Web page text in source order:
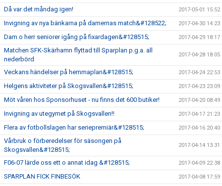
Då var det måndag igen! 2017-05-01 15:52
Invigning av nya bänkarna på damernas match&#128522; 2017-04-30 14:23
Dam o herr seniorer igång på fixardagen&#128515; 2017-04-29 18:17
Matchen SFK-Skärhamn flyttad till Sparplan p.g.a. all
nederbörd
2017-04-28 18:05
Veckans händelser på hemmaplan&#128515; 2017-04-24 22:53
Helgens aktiviteter på Skogsvallen&#128515; 2017-04-23 23:09
Möt våren hos Sponsorhuset - nu finns det 600 butiker! 2017-04-20 08:49
Invigning av utegymet på Skogsvallen!! 2017-04-17 21:23
Flera av fotbollslagen har seriepremiär&#128515; 2017-04-16 20:40
Vårbruk o förberedelser för säsongen på
Skogsvallen&#128515;
2017-04-14 13:31
F06-07 lärde oss ett o annat idag &#128515; 2017-04-09 22:38
SPARPLAN FICK FINBESÖK 2017-04-08 17:59